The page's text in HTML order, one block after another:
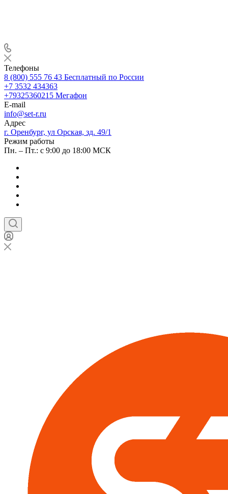
Телефоны
8 (800) 555 76 43 Бесплатный по России
+7 3532 434363
+79325360215 Мегафон
E-mail
info@set-r.ru
Адрес
г. Оренбург, ул Орская, зд. 49/1
Режим работы
Пн. – Пт.: с 9:00 до 18:00 МСК